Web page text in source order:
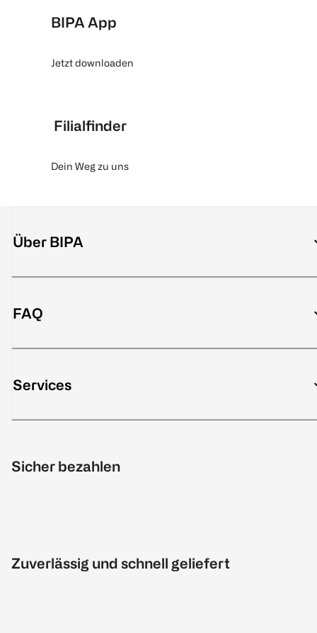
BIPA App
Jetzt downloaden
Filialfinder
Dein Weg zu uns
Über BIPA
FAQ
Services
Sicher bezahlen
Zuverlässig und schnell geliefert